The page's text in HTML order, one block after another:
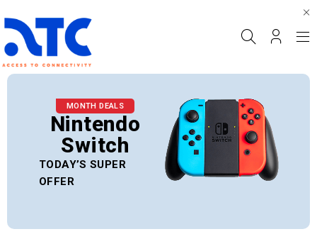
MONTH DEALS
Nintendo
Switch
TODAY’S SUPER
OFFER